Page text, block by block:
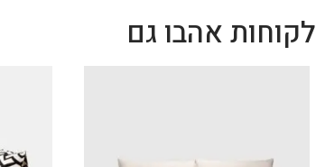
לקוחות אהבו גם